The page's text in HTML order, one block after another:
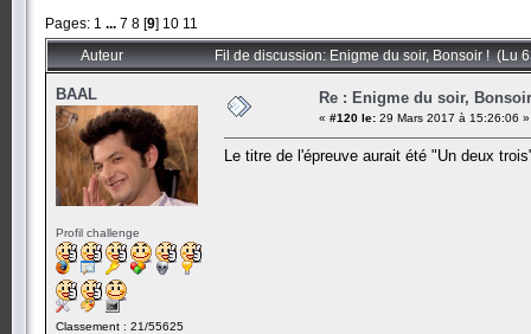
Pages: 1 ... 7 8 [9] 10 11
Auteur Fil de discussion: Enigme du soir, Bonsoir ! (Lu
BAAL
Profil challenge
Classement : 21/55625
Re : Enigme du soir,
« #120 le: 29 Mars 2017 à 15:26:06 »
Le titre de l'épreuve aurait été "Un deux